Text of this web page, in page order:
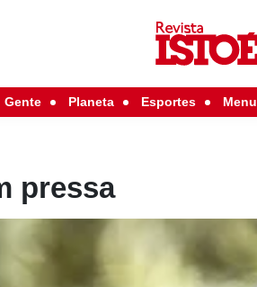
Gente Planeta Esportes Menu
pressa